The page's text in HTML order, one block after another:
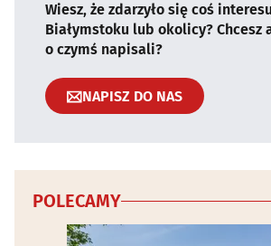
Wiesz, że zdarzyło się coś
Białymstoku lub okolicy? Chcesz
o czymś napisali?
NAPISZ DO NAS
POLECAMY